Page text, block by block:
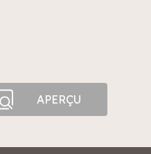
APERÇU